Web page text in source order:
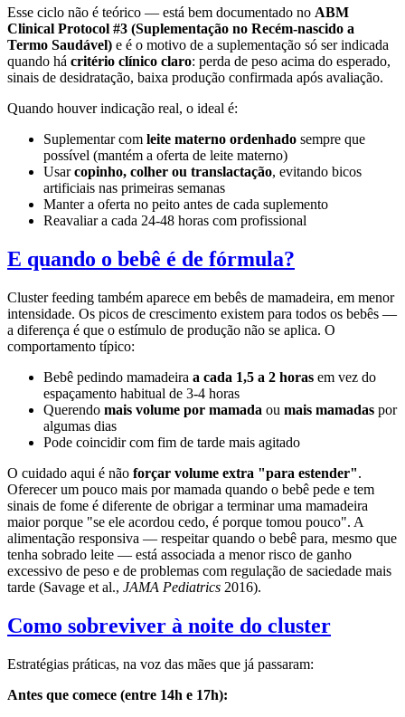
Esse ciclo não é teórico — está bem documentado no ABM
Clinical Protocol #3 (Suplementação no Recém-nascido a
Termo Saudável) e é o motivo de a suplementação só ser indicada
quando há critério clínico claro: perda de peso acima do esperado,
sinais de desidratação, baixa produção confirmada após avaliação.
Quando houver indicação real, o ideal é:
Suplementar com leite materno ordenhado sempre que
possível (mantém a oferta de leite materno)
Usarcopinho, colher ou translactação, evitando bicos
artificiais nas primeiras semanas
Manter a oferta no peito antes de cada suplemento
Reavaliar a cada 24-48 horas com profissional
E quando o bebê é de fórmula?
Cluster feeding também aparece em bebês de mamadeira, em menor
intensidade. Os picos de crescimento existem para todos os bebês —
a diferença é que o estímulo de produção não se aplica. O
comportamento típico:
Bebê pedindo mamadeira a cada 1,5 a 2 horas em vez do
espaçamento habitual de 3-4 horas
Querendo mais volume por mamada ou mais mamadas por
algumas dias
Pode coincidir com fim de tarde mais agitado
O cuidado aqui é não forçar volume extra "para estender".
Oferecer um pouco mais por mamada quando o bebê pede e tem
sinais de fome é diferente de obrigar a terminar uma mamadeira
maior porque "se ele acordou cedo, é porque tomou pouco". A
alimentação responsiva — respeitar quando o bebê para, mesmo que
tenha sobrado leite — está associada a menor risco de ganho
excessivo de peso e de problemas com regulação de saciedade mais
tarde (Savage et al., JAMA Pediatrics 2016).
Como sobreviver à noite do cluster
Estratégias práticas, na voz das mães que já passaram:
Antes que comece (entre 14h e 17h):